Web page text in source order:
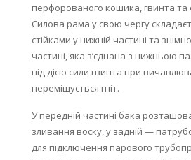
перфорованого кошика, гвинта та
Силова рама у свою чергу
стійками у нижній частині та
частині, яка з’єднана з нижньою
під дією сили гвинта при
переміщується гніт.
У передній частині бака
зливання воску, у задній —
для підключення парового